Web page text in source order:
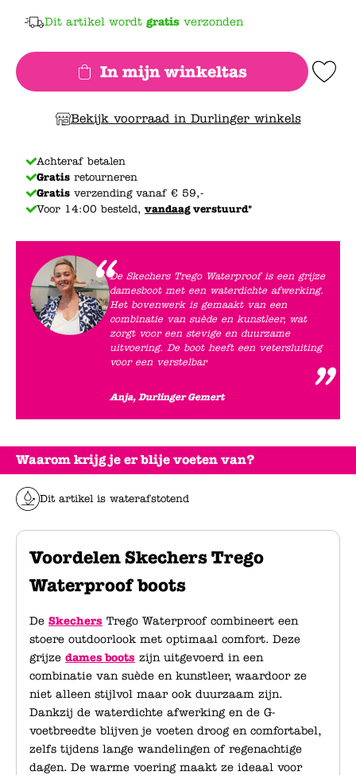
Waarom krijg je er blije voeten van?
Dit artikel is waterafstotend
Voordelen Skechers Trego
Waterproof boots
De Skechers Trego Waterproof combineert een
stoere outdoorlook met optimaal comfort. Deze
grijze dames boots zijn uitgevoerd in een
combinatie van suède en kunstleer, waardoor ze
niet alleen stijlvol maar ook duurzaam zijn.
Dankzij de waterdichte afwerking en de G-
voetbreedte blijven je voeten droog en comfortabel,
zelfs tijdens lange wandelingen of regenachtige
dagen. De warme voering maakt ze ideaal voor
Dit artikel wordt gratis verzonden
In mijn winkeltas Add to
Bekijk voorraad in Durlinger winkels
Achteraf betalen
Gratis retourneren
Gratis verzending vanaf € 59,-
Voor 14:00 besteld, vandaagverstuurd*
De Skechers Trego Waterproof is een grijze
damesboot met een waterdichte afwerking.
Het bovenwerk is gemaakt van een
combinatie van suède en kunstleer, wat
zorgt voor een stevige en duurzame
uitvoering. De boot heeft een vetersluiting
voor een verstelbar
Anja, Durlinger Gemert